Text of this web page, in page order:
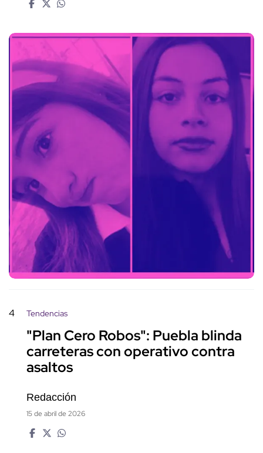
4 Tendencias
"Plan Cero Robos": Puebla blinda
carreteras con operativo contra
asaltos
Redacción
15 de abril de 2026